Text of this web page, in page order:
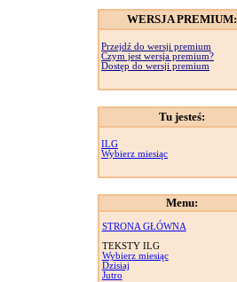
WERSJA PREMIUM:
Przejdź do wersji premium
Czym jest wersja premium?
Dostęp do wersji premium
Tu jesteś:
ILG
Wybierz miesiąc
Menu:
STRONA GŁÓWNA
TEKSTY ILG
Wybierz miesiąc
Dzisiaj
Jutro